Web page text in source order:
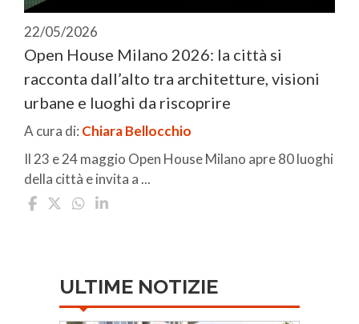
22/05/2026
Open House Milano 2026: la città si
racconta dall’alto tra architetture, visioni
urbane e luoghi da riscoprire
A cura di: Chiara Bellocchio
Il 23 e 24 maggio Open House Milano apre 80 luoghi
della città e invita a ...
ULTIME NOTIZIE